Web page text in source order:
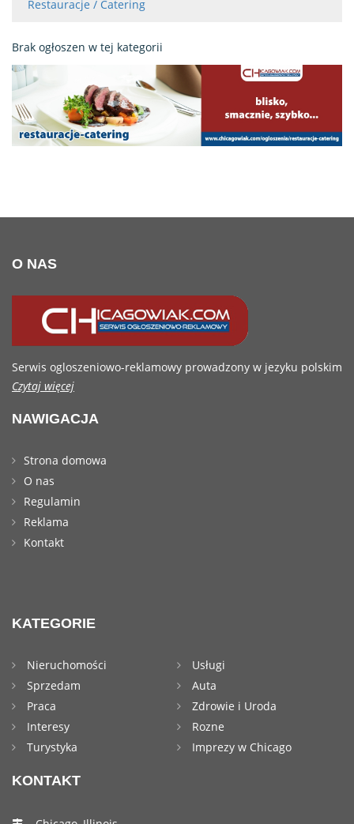
Restauracje / Catering
Brak ogłoszen w tej kategorii
O NAS
Serwis ogloszeniowo-reklamowy prowadzony w jezyku polskim
Czytaj więcej
NAWIGACJA
Strona domowa
O nas
Regulamin
Reklama
Kontakt
KATEGORIE
Nieruchomości
Usługi
Sprzedam
Auta
Praca
Zdrowie i Uroda
Interesy
Rozne
Turystyka
Imprezy w Chicago
KONTAKT